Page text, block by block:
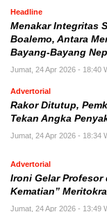
Headline
Menakar Integritas
Boalemo, Antara
Bayang-Bayang
Jumat, 24 Apr 2026 - 18:40
Advertorial
Rakor Ditutup,
Tekan Angka
Jumat, 24 Apr 2026 - 18:34
Advertorial
Ironi Gelar Profesor
Kematian”
Jumat, 24 Apr 2026 - 13:49